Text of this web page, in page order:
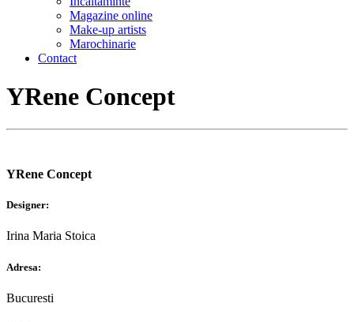
Magazine online
Make-up artists
Marochinarie
Contact
YRene Concept
YRene Concept
Designer:
Irina Maria Stoica
Adresa:
Bucuresti